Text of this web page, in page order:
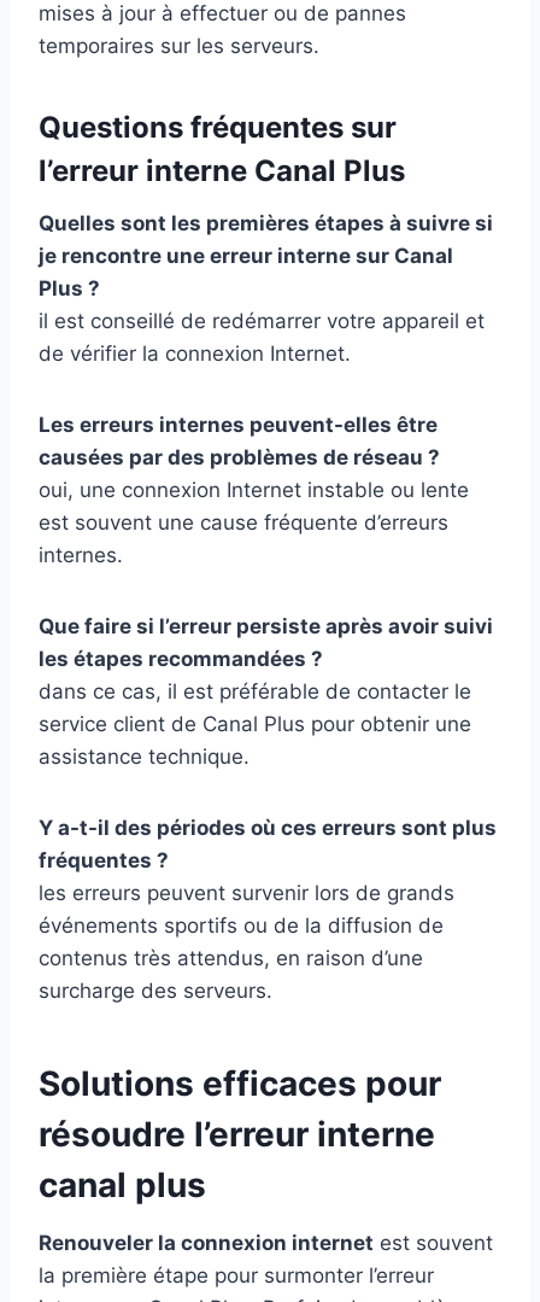
mises à jour à effectuer ou de pannes
temporaires sur les serveurs.
Questions fréquentes sur
l’erreur interne Canal Plus
Quelles sont les premières étapes à suivre si
je rencontre une erreur interne sur Canal
Plus ?
il est conseillé de redémarrer votre appareil et
de vérifier la connexion Internet.
Les erreurs internes peuvent-elles être
causées par des problèmes de réseau ?
oui, une connexion Internet instable ou lente
est souvent une cause fréquente d’erreurs
internes.
Que faire si l’erreur persiste après avoir suivi
les étapes recommandées ?
dans ce cas, il est préférable de contacter le
service client de Canal Plus pour obtenir une
assistance technique.
Y a-t-il des périodes où ces erreurs sont plus
fréquentes ?
les erreurs peuvent survenir lors de grands
événements sportifs ou de la diffusion de
contenus très attendus, en raison d’une
surcharge des serveurs.
Solutions efficaces pour
résoudre l’erreur interne
canal plus
Renouveler la connexion internet est souvent
la première étape pour surmonter l’erreur